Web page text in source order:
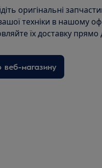
оригінальні
техніки в нашому
їх доставку прямо
веб-магазину